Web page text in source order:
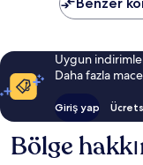
Uygun
Daha fazla
Giriş yap
Bölge